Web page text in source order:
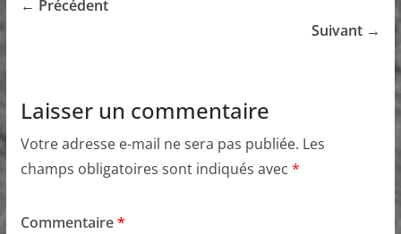
← Précédent
Suivant →
Laisser un commentaire
Votre adresse e-mail ne sera pas publiée. Les
champs obligatoires sont indiqués avec *
Commentaire*